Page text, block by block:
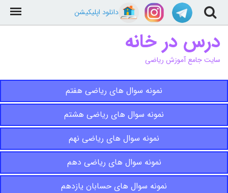
دانلود اپلیکیشن
درس در خانه
سایت جامع آموزش ریاضی
نمونه سوال های ریاضی هفتم
نمونه سوال های ریاضی هشتم
نمونه سوال های ریاضی نهم
نمونه سوال های ریاضی دهم
نمونه سوال های حسابان یازدهم